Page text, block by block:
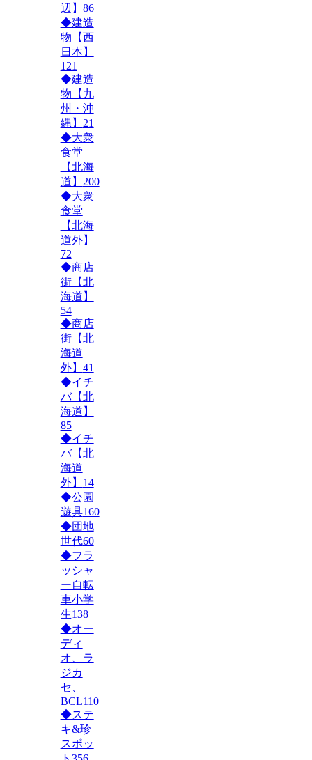
辺】 86
◆建造
物【西
日本】
121
◆建造
物【九
州・沖
縄】 21
◆大衆
食堂
【北海
道】 200
◆大衆
食堂
【北海
道外】
72
◆商店
街【北
海道】
54
◆商店
街【北
海道
外】 41
◆イチ
バ【北
海道】
85
◆イチ
バ【北
海道
外】 14
◆公園
遊具160
◆団地
世代60
◆フラ
ッシャ
ー自転
車小学
生138
◆オー
ディ
オ、ラ
ジカ
セ、
BCL110
◆ステ
キ&珍
スポッ